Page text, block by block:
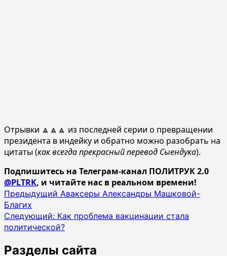
Отрывки 🔼🔼🔼 из последней серии о превращении
президента в индейку и обратно можно разобрать на
цитаты (как всегда прекрасный перевод Сыендука).
Подпишитесь на Телеграм-канал ПОЛИТРУК 2.0
@PLTRK, и читайте нас в реальном времени!
Навигация
записи
Предыдущий Аваксеры Александры Машковой-
Благих
Следующий: Как проблема вакцинации стала
политической?
Разделы сайта